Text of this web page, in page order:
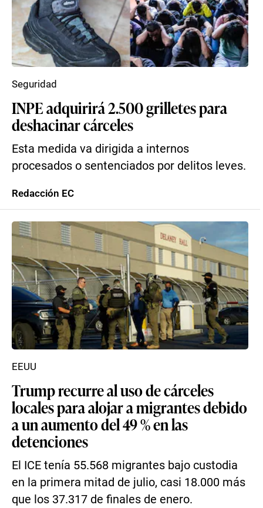
INPE adquirirá 2.500 grilletes para
deshacinar cárceles
Esta medida va dirigida a internos
procesados o sentenciados por delitos leves.
Seguridad
Redacción EC
Trump recurre al uso de cárceles
locales para alojar a migrantes debido
a un aumento del 49 % en las
detenciones
El ICE tenía 55.568 migrantes bajo custodia
en la primera mitad de julio, casi 18.000 más
que los 37.317 de finales de enero.
EEUU